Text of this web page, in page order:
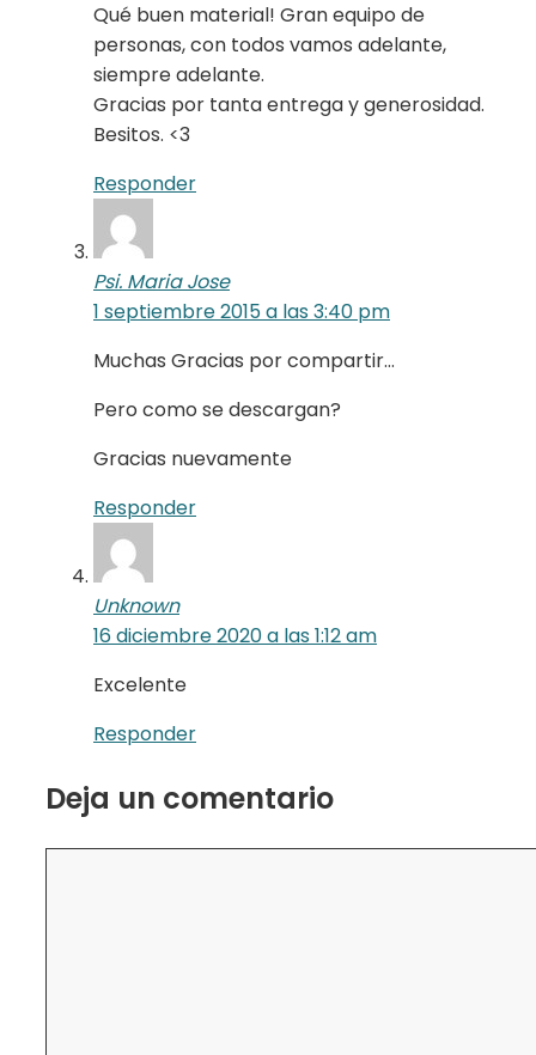
Qué buen material! Gran equipo de
personas, con todos vamos adelante,
siempre adelante.
Gracias por tanta entrega y generosidad.
Besitos. <3
Responder
Psi. Maria Jose
1 septiembre 2015 a las 3:40 pm
Muchas Gracias por compartir…
Pero como se descargan?
Gracias nuevamente
Responder
Unknown
16 diciembre 2020 a las 1:12 am
Excelente
Responder
Deja un comentario